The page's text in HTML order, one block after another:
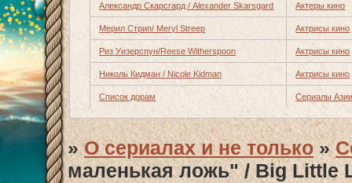
Александр Скарсгард / Alexander Skarsgard Актеры кино
Мерил Стрип/ Meryl Streep Актрисы кино
Риз Уизерспун/Reese Witherspoon Актрисы кино
Николь Кидман / Nicole Kidman Актрисы кино
Список дорам Сериалы
»О сериалах и не только »
маленькая ложь" / Big Little